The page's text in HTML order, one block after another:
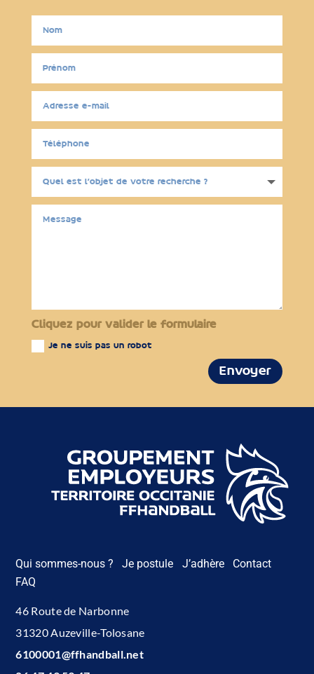
Cliquez pour valider le formulaire
Je ne suis pas un robot
Envoyer
Qui sommes-nous ? Je postule J’adhère
Contact
FAQ
46 Route de Narbonne
31320 Auzeville-Tolosane
6100001@ffhandball.net